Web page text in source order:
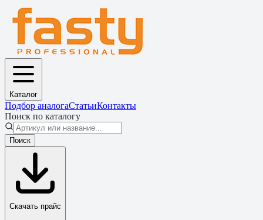
Каталог
Подбор аналогаСтатьиКонтакты
Поиск по каталогу
Поиск
Скачать прайс